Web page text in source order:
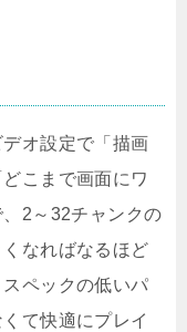
オ設定で「描画
こまで画面にワ
2～32チャンクの
なればなるほど
ペックの低いパ
て快適にプレイ